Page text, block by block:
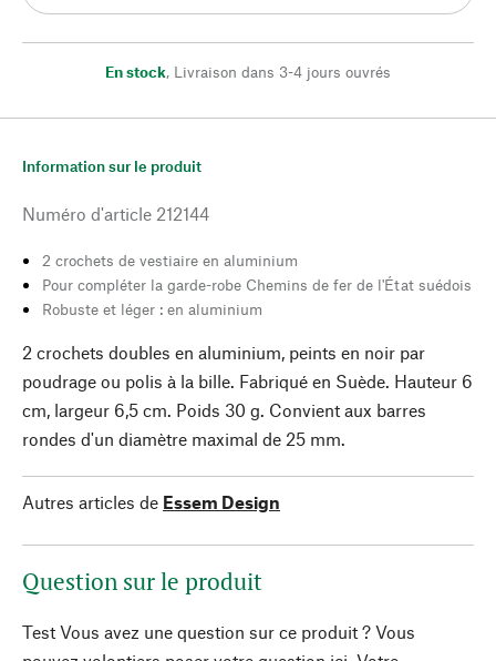
En stock, Livraison dans 3-4 jours ouvrés
Information sur le produit
Numéro d'article 212144
2 crochets de vestiaire en aluminium
Pour compléter la garde-robe Chemins de fer de l'État suédois
Robuste et léger : en aluminium
2 crochets doubles en aluminium, peints en noir par
poudrage ou polis à la bille. Fabriqué en Suède. Hauteur 6
cm, largeur 6,5 cm. Poids 30 g. Convient aux barres
rondes d'un diamètre maximal de 25 mm.
Autres articles de Essem Design
Question sur le produit
Test Vous avez une question sur ce produit ? Vous